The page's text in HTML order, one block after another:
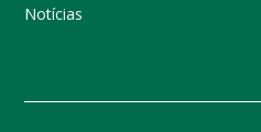
Notícias